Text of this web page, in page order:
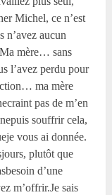
Michel, ce n’est
n’avez aucun
mère… sans
l’avez perdu pour
ma mère
pas de m’en
souffrir cela,
vous ai donnée.
plutôt que
d’une
m’offrir.Je sais